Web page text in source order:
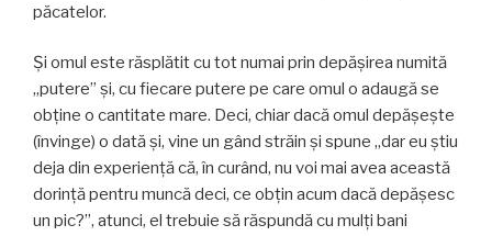
păcatelor.
Și omul este răsplătit cu tot numai prin depășirea numită
„putere” și, cu fiecare putere pe care omul o adaugă se
obține o cantitate mare. Deci, chiar dacă omul depășește
(învinge) o dată și, vine un gând străin și spune „dar eu știu
deja din experiență că, în curând, nu voi mai avea această
dorință pentru muncă deci, ce obțin acum dacă depășesc
un pic?”, atunci, el trebuie să răspundă cu mulți bani